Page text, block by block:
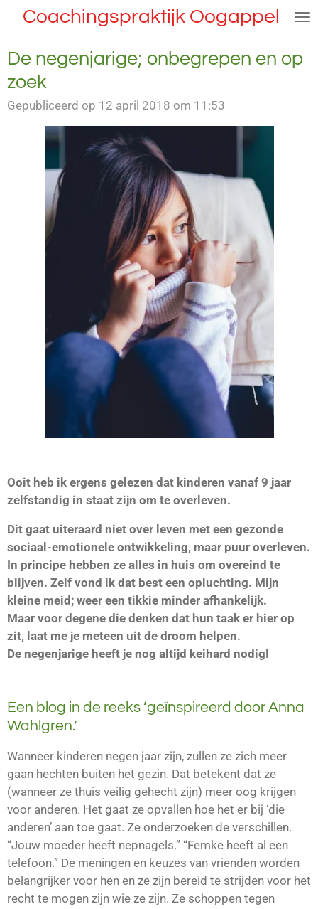
naar
de
hoofdinhoud
Coachingspraktijk Oogappel
De negenjarige; onbegrepen en op
zoek
Gepubliceerd op 12 april 2018 om 11:53
Ooit heb ik ergens gelezen dat kinderen vanaf 9 jaar
zelfstandig in staat zijn om te overleven.
Dit gaat uiteraard niet over leven met een gezonde
sociaal-emotionele ontwikkeling, maar puur overleven.
In principe hebben ze alles in huis om overeind te
blijven. Zelf vond ik dat best een opluchting. Mijn
kleine meid; weer een tikkie minder afhankelijk.
Maar voor degene die denken dat hun taak er hier op
zit, laat me je meteen uit de droom helpen.
De negenjarige heeft je nog altijd keihard nodig!
Een blog in de reeks ‘geïnspireerd door Anna
Wahlgren.’
Wanneer kinderen negen jaar zijn, zullen ze zich meer
gaan hechten buiten het gezin. Dat betekent dat ze
(wanneer ze thuis veilig gehecht zijn) meer oog krijgen
voor anderen. Het gaat ze opvallen hoe het er bij ‘die
anderen’ aan toe gaat. Ze onderzoeken de verschillen.
“Jouw moeder heeft nepnagels.” “Femke heeft al een
telefoon.” De meningen en keuzes van vrienden worden
belangrijker voor hen en ze zijn bereid te strijden voor het
recht te mogen zijn wie ze zijn. Ze schoppen tegen